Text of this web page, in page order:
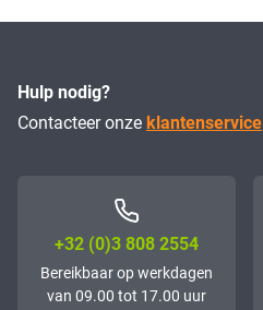
Hulp nodig?
Contacteer onze klantenservice
+32 (0)3 808 2554
Bereikbaar op werkdagen
van 09.00 tot 17.00 uur